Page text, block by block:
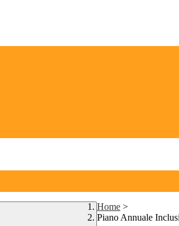
Home >
Piano Annuale